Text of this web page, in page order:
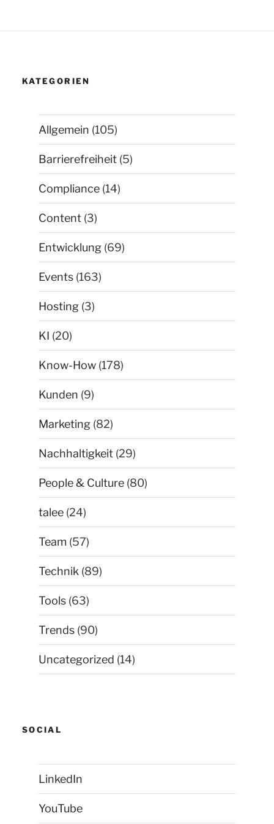
KATEGORIEN
Allgemein (105)
Barrierefreiheit (5)
Compliance (14)
Content (3)
Entwicklung (69)
Events (163)
Hosting (3)
KI (20)
Know-How (178)
Kunden (9)
Marketing (82)
Nachhaltigkeit (29)
People & Culture (80)
talee (24)
Team (57)
Technik (89)
Tools (63)
Trends (90)
Uncategorized (14)
SOCIAL
LinkedIn
YouTube